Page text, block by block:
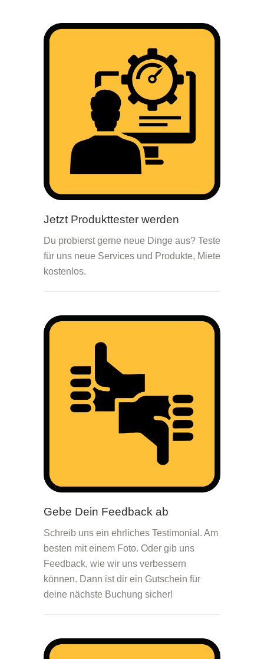
Jetzt Produkttester werden
Du probierst gerne neue Dinge aus? Teste
für uns neue Services und Produkte, Miete
kostenlos.
Gebe Dein Feedback ab
Schreib uns ein ehrliches Testimonial. Am
besten mit einem Foto. Oder gib uns
Feedback, wie wir uns verbessern
können. Dann ist dir ein Gutschein für
deine nächste Buchung sicher!